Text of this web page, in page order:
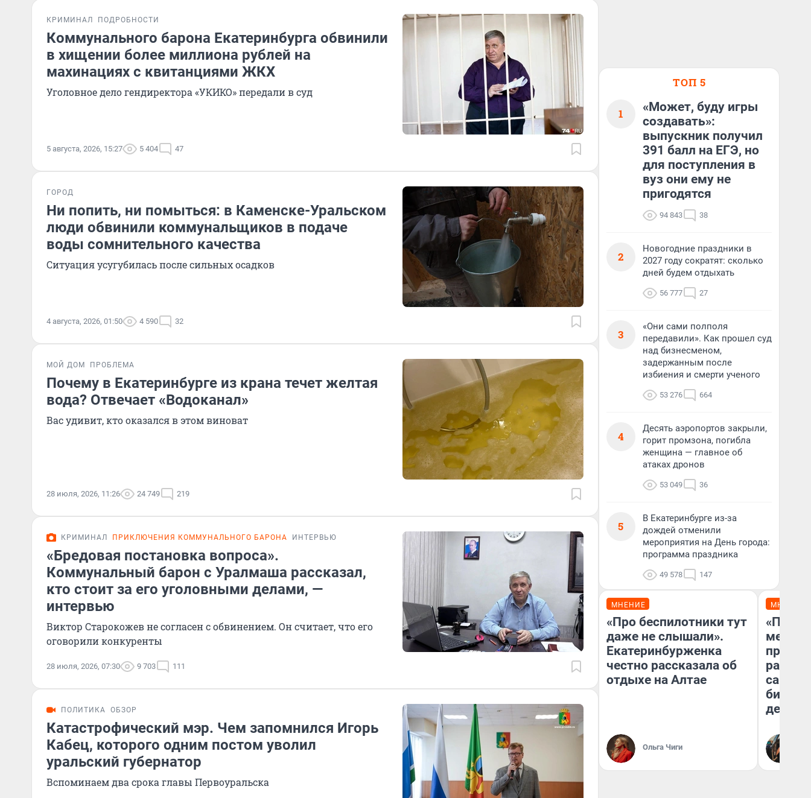
КРИМИНАЛ ПОДРОБНОСТИ
Коммунального барона Екатеринбурга обвинили
в хищении более миллиона рублей на
махинациях с квитанциями ЖКХ
Уголовное дело гендиректора «УКИКО» передали в суд
5 августа, 2026, 15:27 5 404 47
ГОРОД
Ни попить, ни помыться: в Каменске-Уральском
люди обвинили коммунальщиков в подаче
воды сомнительного качества
Ситуация усугубилась после сильных осадков
4 августа, 2026, 01:50 4 590 32
МОЙ ДОМ ПРОБЛЕМА
Почему в Екатеринбурге из крана течет желтая
вода? Отвечает «Водоканал»
Вас удивит, кто оказался в этом виноват
28 июля, 2026, 11:26 24 749 219
КРИМИНАЛ ПРИКЛЮЧЕНИЯ КОММУНАЛЬНОГО БАРОНА ИНТЕРВЬЮ
«Бредовая постановка вопроса».
Коммунальный барон с Уралмаша рассказал,
кто стоит за его уголовными делами, —
интервью
Виктор Старокожев не согласен с обвинением. Он считает, что его
оговорили конкуренты
28 июля, 2026, 07:30 9 703 111
ПОЛИТИКА ОБЗОР
Катастрофический мэр. Чем запомнился Игорь
Кабец, которого одним постом уволил
уральский губернатор
Вспоминаем два срока главы Первоуральска
ТОП 5
1
«Может, буду игры
создавать»:
выпускник получил
391 балл на ЕГЭ, но
для поступления в
вуз они ему не
пригодятся
94 843 38
2
Новогодние праздники в
2027 году сократят: сколько
дней будем отдыхать
56 777 27
3
«Они сами полполя
передавили». Как прошел суд
над бизнесменом,
задержанным после
избиения и смерти ученого
53 276 664
4
Десять аэропортов закрыли,
горит промзона, погибла
женщина — главное об
атаках дронов
53 049 36
5
В Екатеринбурге из-за
дождей отменили
мероприятия на День города:
программа праздника
49 578 147
МНЕНИЕ
«Про беспилотники тут
даже не слышали».
Екатеринбурженка
честно рассказала об
отдыхе на Алтае
Ольга Чиги
МНЕНИЕ
самом